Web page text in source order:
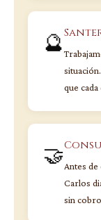
🔮
que
🤝Antes
Carlos
sin